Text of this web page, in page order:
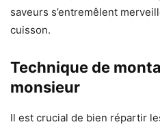
saveurs s’entremêlent
cuisson.
Technique de
monsieur
Il est crucial de bien répartir